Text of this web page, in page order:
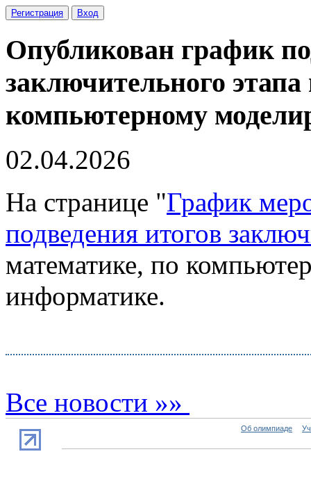
Регистрация Вход
Опубликован график
заключительного
компьютерному
02.04.2026
На странице "График
подведения итогов
математике, по
информатике.
Все новости »»
Об олимпиаде